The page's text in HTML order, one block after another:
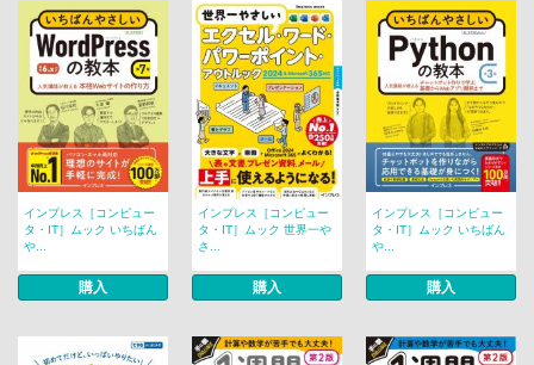
インプレス［コンピュー
タ・IT］ムック いちばん
や...
購入
インプレス［コンピュー
タ・IT］ムック 世界一や
さ...
購入
インプレス［コンピュー
タ・IT］ムック いちばん
や...
購入